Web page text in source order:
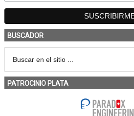
BUSCADOR
PATROCINIO PLATA